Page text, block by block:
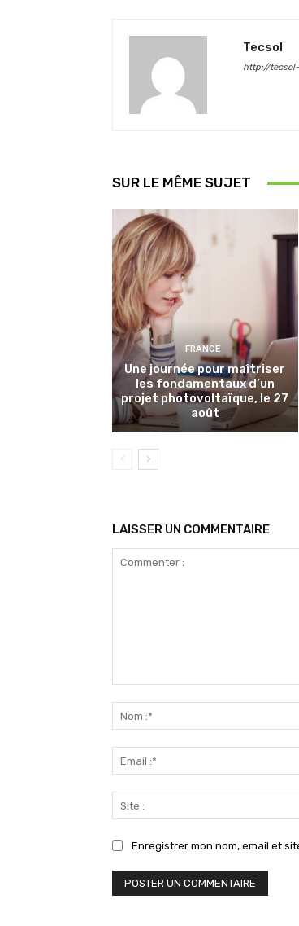
Tecsol
http://
SUR LE MÊME SUJET
FRANCE
Une journée pour maîtriser
les fondamentaux d’un
projet photovoltaïque, le 27
août
LAISSER UN COMMENTAIRE
Enregistrer mon nom, email et